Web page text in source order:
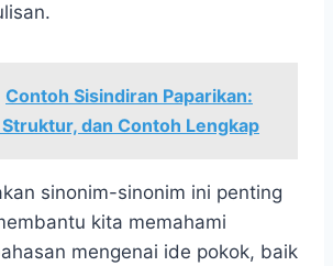
Contoh Sisindiran Paparikan:
dan Contoh Lengkap
sinonim-sinonim ini penting
kita memahami
mengenai ide pokok, baik